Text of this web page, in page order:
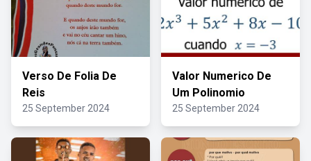
Verso De Folia De
Reis
25 September 2024
Valor Numerico De
Um Polinomio
25 September 2024